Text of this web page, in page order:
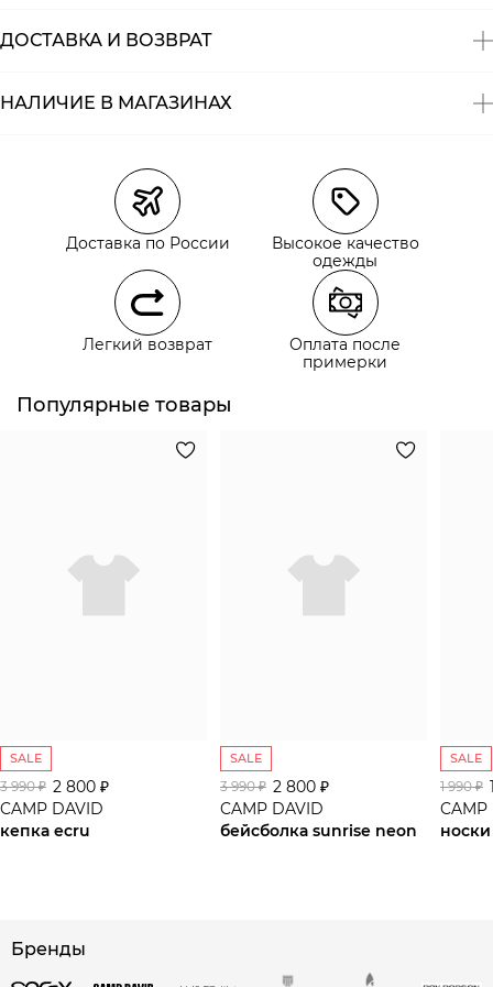
ДОСТАВКА И ВОЗВРАТ
Курьерская доставка СДЭК
Самовывоз из пункта выдачи СДЭК
Самовывоз из наших магазинов
Курьерская доставка СДЭК
Самовывоз из пункта выдачи СДЭК
НАЛИЧИЕ В МАГАЗИНАХ
Доставка по России
Высокое качество
одежды
Легкий возврат
Оплата после
примерки
Популярные товары
SALE
3 990 ₽ 2 800 ₽
CAMP DAVID
кепка ecru
SALE
3 990 ₽ 2 800 ₽
CAMP DAVID
бейсболка sunrise neon
SALE
1 990 ₽
CAMP
Бренды